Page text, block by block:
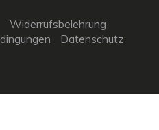
Widerrufsbelehrung
Datenschutz